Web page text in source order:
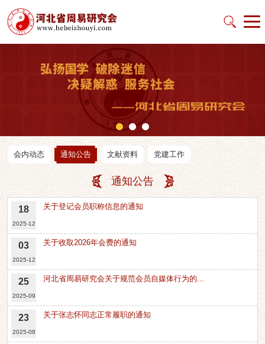
会内动态 通知公告 文献资料 党建工作
通知公告
18
2025-12
关于登记会员职称信息的通知
03
2025-12
关于收取2026年会费的通知
25
2025-09
河北省周易研究会关于规范会员自媒体行为的...
23
2025-08
关于张志怀同志正常履职的通知